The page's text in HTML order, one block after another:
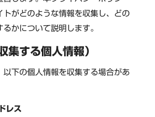
トがどのような情報を収集し、どの
るかについて説明します。
集する個人情報）
以下の個人情報を収集する場合があ
レス